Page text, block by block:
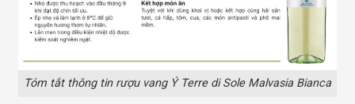
Tóm tắt thông tin rượu vang Ý Terre di Sole Malvasia Bianca